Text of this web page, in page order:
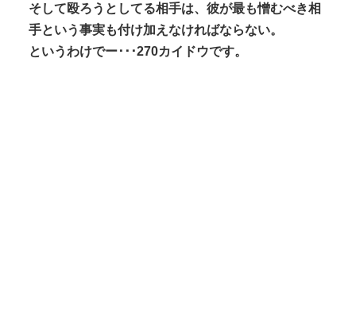
そして殴ろうとしてる相手は、彼が最も憎むべき相
手という事実も付け加えなければならない。
というわけでー･･･270カイドウです。